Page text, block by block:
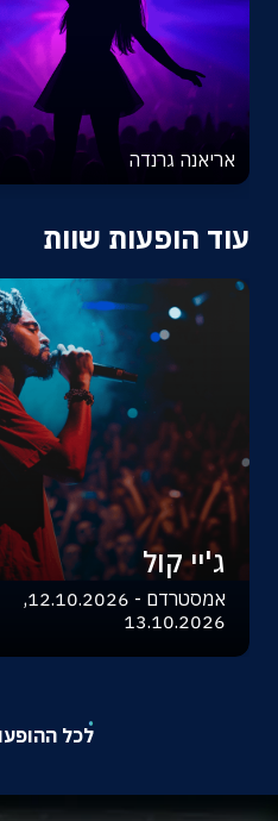
אריאנה גרנדה
עוד הופעות שוות
ג'יי קול
אמסטרדם - 12.10.2026,
13.10.2026
לכל